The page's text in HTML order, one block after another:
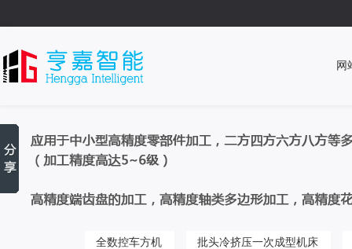
网
全数控车方机 批头冷挤压一次成型机床